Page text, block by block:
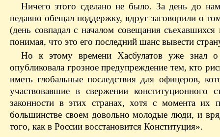
Ничего этого сделано не было. За день до
недавно обещал поддержку, вдруг заговорили о
(день совпадал с началом совещания
понимая, что это его последний шанс вывести
Но к этому времени Хасбулатов уже знал о
опубликовала грозное предупреждение тем, кто
иметь глобальные последствия для офицеров,
участвовавшие в свержении конституционного
законности в этих странах, хотя с момента
большинстве своем довольно молодые люди, и
того, как в России восстановится Конституция».